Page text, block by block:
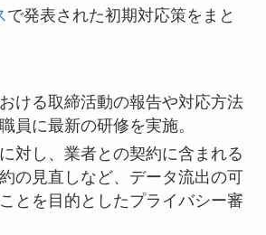
で発表された初期対応策をまと
ける取締活動の報告や対応方法
員に最新の研修を実施。
対し、業者との契約に含まれる
の見直しなど、データ流出の可
とを目的としたプライバシー審